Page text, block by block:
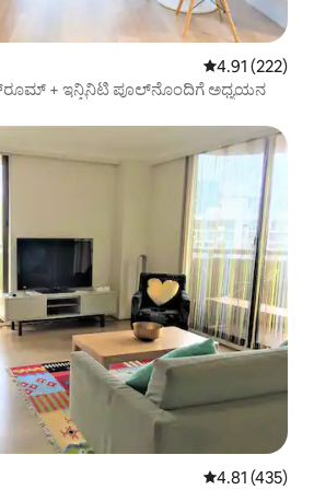
5 ರಲ್ಲಿ 4.91
4.91 (222)
+ ಇನ್ಫಿನಿಟಿ ಪೂಲ್‌ನೊಂದಿಗೆ ಅಧ್ಯಯನ
5 ರಲ್ಲಿ 4.81
4.81 (435)